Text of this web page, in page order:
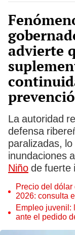
advierte
La autoridad
defensa
paralizadas,
inundaciones
Niño de fuerte
Precio del
2026: consulta
cambio y
Empleo juvenil:
ante el pedido